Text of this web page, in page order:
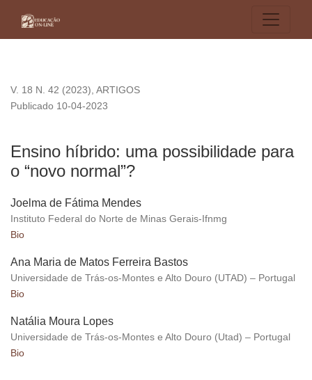
V. 18 N. 42 (2023), ARTIGOS
Ensino híbrido: uma possibilidade para
o “novo normal”?
Publicado 10-04-2023
Joelma de Fátima Mendes
Instituto Federal do Norte de Minas Gerais-Ifnmg
Bio
Ana Maria de Matos Ferreira Bastos
Universidade de Trás-os-Montes e Alto Douro (UTAD) – Portugal
Bio
Natália Moura Lopes
Universidade de Trás-os-Montes e Alto Douro (Utad) – Portugal
Bio